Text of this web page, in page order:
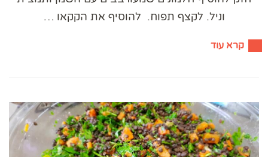
וניל. לקצף תפוח. להוסיף את הקקאו …
קרא עוד